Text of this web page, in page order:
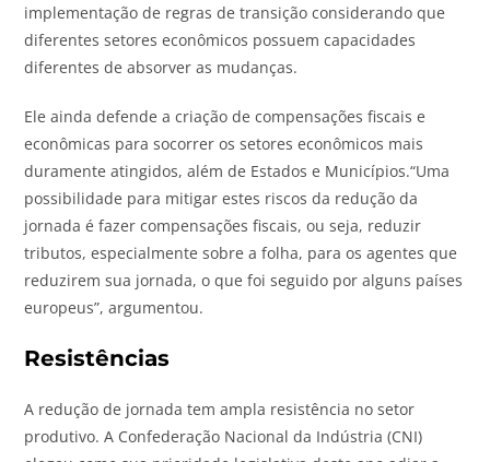
implementação de regras de transição considerando que
diferentes setores econômicos possuem capacidades
diferentes de absorver as mudanças.
Ele ainda defende a criação de compensações fiscais e
econômicas para socorrer os setores econômicos mais
duramente atingidos, além de Estados e Municípios.“Uma
possibilidade para mitigar estes riscos da redução da
jornada é fazer compensações fiscais, ou seja, reduzir
tributos, especialmente sobre a folha, para os agentes que
reduzirem sua jornada, o que foi seguido por alguns países
europeus”, argumentou.
Resistências
A redução de jornada tem ampla resistência no setor
produtivo. A Confederação Nacional da Indústria (CNI)